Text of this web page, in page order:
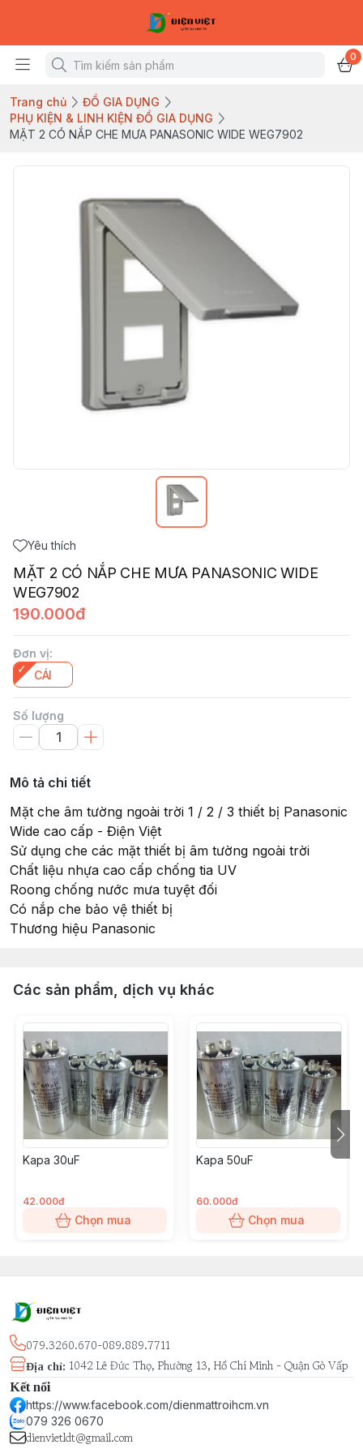
0
Trang chủ
ĐỒ GIA DỤNG
PHỤ KIỆN & LINH KIỆN ĐỒ GIA DỤNG
MẶT 2 CÓ NẮP CHE MƯA PANASONIC WIDE WEG7902
Yêu thích
MẶT 2 CÓ NẮP CHE MƯA PANASONIC WIDE
WEG7902
190.000đ
Đơn vị:
CÁI
Số lượng
Mô tả chi tiết
Mặt che âm tường ngoài trời 1 / 2 / 3 thiết bị Panasonic
Wide cao cấp - Điện Việt
Sử dụng che các mặt thiết bị âm tường ngoài trời
Chất liệu nhựa cao cấp chống tia UV
Roong chống nước mưa tuyệt đối
Có nắp che bảo vệ thiết bị
Thương hiệu Panasonic
Các sản phẩm, dịch vụ khác
Kapa 30uF
42.000đ
Chọn mua
Kapa 50uF
60.000đ
Chọn mua
079.3260.670-089.889.7711
Địa chỉ: 1042 Lê Đức Thọ, Phường 13, Hồ Chí Minh - Quận Gò Vấp
Kết nối
https://www.facebook.com/dienmattroihcm.vn
079 326 0670
dienvietldt@gmail.com